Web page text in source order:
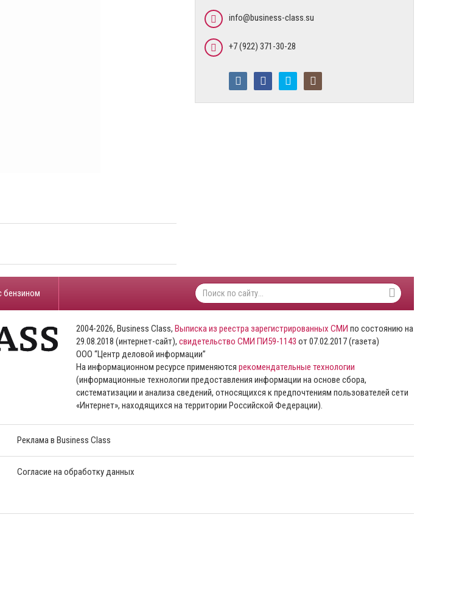
info@business-class.su
+7 (922) 371-30-28
бензином
2004-2026, Business Class, Выписка из реестра зарегистрированных СМИ по состоянию на
29.08.2018 (интернет-сайт), свидетельство СМИ ПИ59-1143 от 07.02.2017 (газета)
ООО “Центр деловой информации”
На информационном ресурсе применяются рекомендательные технологии
(информационные технологии предоставления информации на основе сбора,
систематизации и анализа сведений, относящихся к предпочтениям пользователей сети
«Интернет», находящихся на территории Российской Федерации).
Реклама в Business Class
Согласие на обработку данных